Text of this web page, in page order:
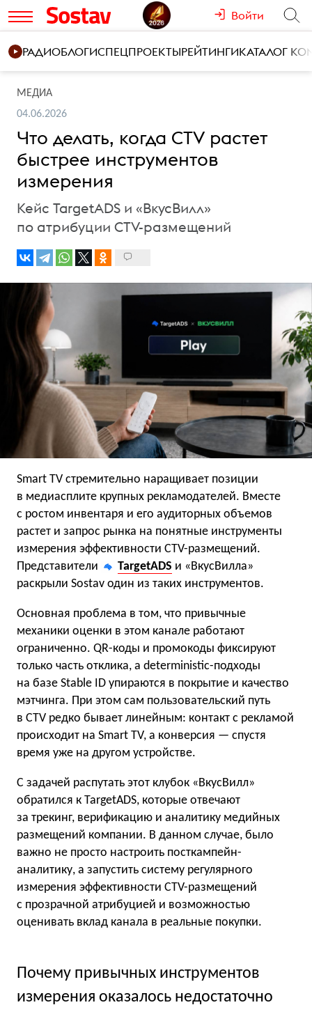
Войти
РАДИОБЛОГИСПЕЦПРОЕКТЫРЕЙТИНГИКАТАЛОГ
МЕДИА
04.06.2026
Что делать, когда CTV растет
быстрее инструментов
измерения
Кейс TargetADS и «ВкусВилл»
по атрибуции CTV-размещений
Smart TV стремительно наращивает позиции
в медиасплите крупных рекламодателей. Вместе
с ростом инвентаря и его аудиторных объемов
растет и запрос рынка на понятные инструменты
измерения эффективности CTV-размещений.
Представители
TargetADS и «ВкусВилла»
раскрыли Sostav один из таких инструментов.
Основная проблема в том, что привычные
механики оценки в этом канале работают
ограниченно. QR-коды и промокоды фиксируют
только часть отклика, а deterministic-подходы
на базе Stable ID упираются в покрытие и качество
мэтчинга. При этом сам пользовательский путь
в CTV редко бывает линейным: контакт с рекламой
происходит на Smart TV, а конверсия — спустя
время уже на другом устройстве.
С задачей распутать этот клубок «ВкусВилл»
обратился к TargetADS, которые отвечают
за трекинг, верификацию и аналитику медийных
размещений компании. В данном случае, было
важно не просто настроить посткампейн-
аналитику, а запустить систему регулярного
измерения эффективности СTV-размещений
с прозрачной атрибуцией и возможностью
оценивать вклад канала в реальные покупки.
Почему привычных инструментов
измерения оказалось недостаточно